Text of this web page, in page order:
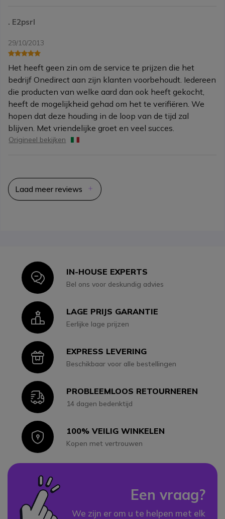
. E2psrl
29/10/2013
Het heeft geen zin om de service te prijzen die het
bedrijf Onedirect aan zijn klanten voorbehoudt. Iedereen
die producten van welke aard dan ook heeft gekocht,
heeft de mogelijkheid gehad om het te verifiëren. We
hopen dat deze houding in de loop van de tijd zal
blijven. Met vriendelijke groet en veel succes.
Origineel bekijken
Laad meer reviews
IconIN-HOUSE EXPERTS
Bel ons voor deskundig advies
IconLAGE PRIJS GARANTIE
Eerlijke lage prijzen
IconEXPRESS LEVERING
Beschikbaar voor alle bestellingen
IconPROBLEEMLOOS RETOURNEREN
14 dagen bedenktijd
Icon100% VEILIG WINKELEN
Kopen met vertrouwen
Een vraag?
We zijn er om u te helpen met elk